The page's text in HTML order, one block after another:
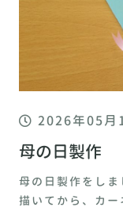
2026年05月
母の日製作
母の日製作をし
描いてから、カ